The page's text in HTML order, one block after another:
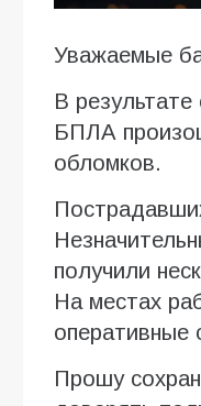
Уважаемые
В
БПЛА
обломков.
получили
На местах
оперативные
Прошу